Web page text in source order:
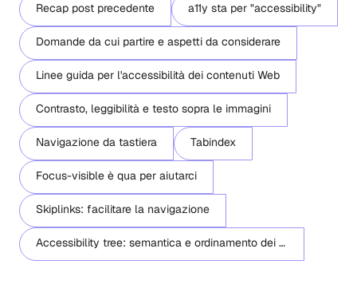
Recap post precedente a11y sta per "accessibility"
Domande da cui partire e aspetti da considerare
Linee guida per l'accessibilità dei contenuti Web
Contrasto, leggibilità e testo sopra le immagini
Navigazione da tastiera Tabindex
Focus-visible è qua per aiutarci
Skiplinks: facilitare la navigazione
Accessibility tree: semantica e ordinamento dei titoli